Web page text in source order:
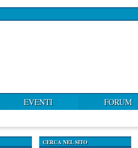
EVENTI FORUM
CERCA NEL SITO